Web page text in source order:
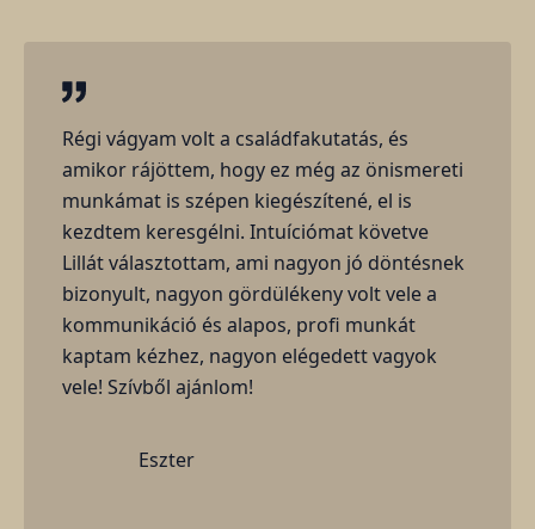
Régi vágyam volt a családfakutatás, és
amikor rájöttem, hogy ez még az önismereti
munkámat is szépen kiegészítené, el is
kezdtem keresgélni. Intuíciómat követve
Lillát választottam, ami nagyon jó döntésnek
bizonyult, nagyon gördülékeny volt vele a
kommunikáció és alapos, profi munkát
kaptam kézhez, nagyon elégedett vagyok
vele! Szívből ajánlom!
Eszter